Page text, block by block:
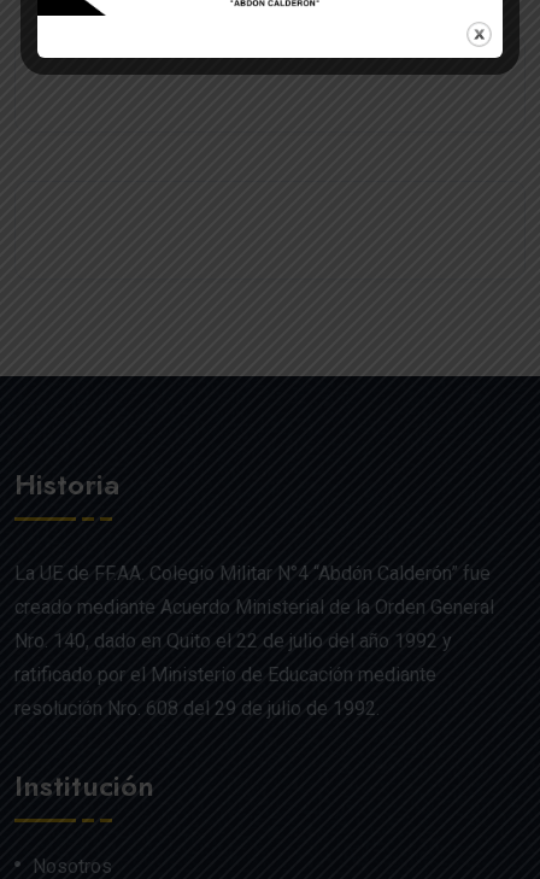
Historia
La UE de FF.AA. Colegio Militar N°4 “Abdón Calderón” fue
creado mediante Acuerdo Ministerial de la Orden General
Nro. 140, dado en Quito el 22 de julio del año 1992 y
ratificado por el Ministerio de Educación mediante
resolución Nro. 608 del 29 de julio de 1992.
Institución
Nosotros